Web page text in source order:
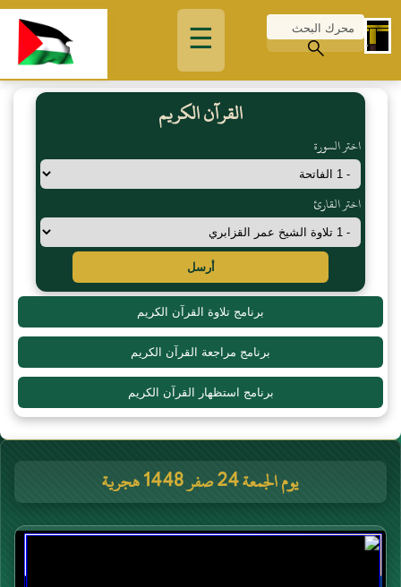
☰
القرآن الكريم
اختر السورة
اختر القارئ
أرسل
برنامج تلاوة القرآن الكريم
برنامج مراجعة القرآن الكريم
برنامج استظهار القرآن الكريم
يوم الجمعة 24 صفر 1448 هجرية